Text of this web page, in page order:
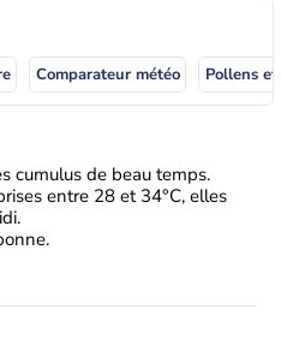
Comparateur météo Pollens
cumulus de beau temps.
entre 28 et 34°C, elles